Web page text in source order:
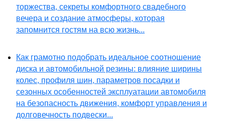
торжества, секреты комфортного свадебного
вечера и создание атмосферы, которая
запомнится гостям на всю жизнь...
Как грамотно подобрать идеальное соотношение
диска и автомобильной резины: влияние ширины
колес, профиля шин, параметров посадки и
сезонных особенностей эксплуатации автомобиля
на безопасность движения, комфорт управления и
долговечность подвески...